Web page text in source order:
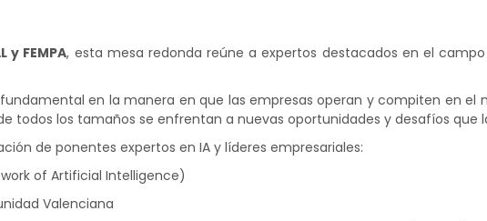
y FEMPA, esta mesa redonda reúne a expertos destacados en el
en la manera en que las empresas operan y compiten en
todos los tamaños se enfrentan a nuevas oportunidades y desafíos que
de ponentes expertos en IA y líderes empresariales:
of Artificial Intelligence)
Valenciana